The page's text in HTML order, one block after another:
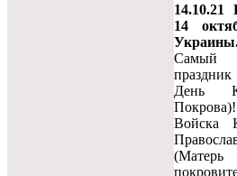
14
Самый
День
Войска